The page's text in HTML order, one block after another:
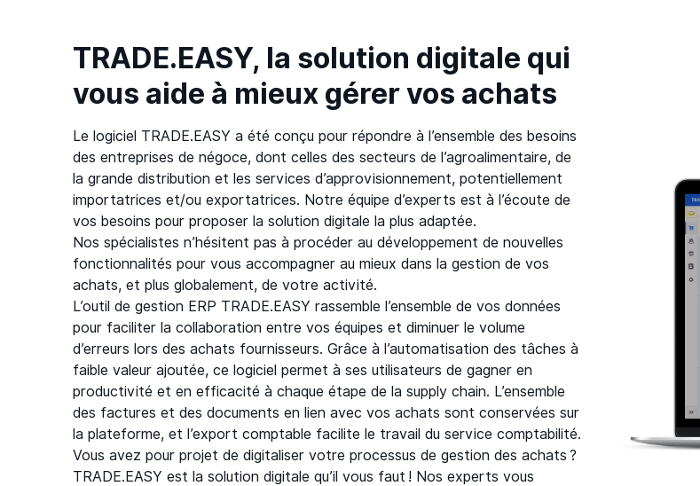
TRADE.EASY, la solution digitale qui
vous aide à mieux gérer vos achats
Le logiciel TRADE.EASY a été conçu pour répondre à l’ensemble des besoins
des entreprises de négoce, dont celles des secteurs de l’agroalimentaire, de
la grande distribution et les services d’approvisionnement, potentiellement
importatrices et/ou exportatrices. Notre équipe d’experts est à l’écoute de
vos besoins pour proposer la solution digitale la plus adaptée.
Nos spécialistes n’hésitent pas à procéder au développement de nouvelles
fonctionnalités pour vous accompagner au mieux dans la gestion de vos
achats, et plus globalement, de votre activité.
L’outil de gestion ERP TRADE.EASY rassemble l’ensemble de vos données
pour faciliter la collaboration entre vos équipes et diminuer le volume
d’erreurs lors des achats fournisseurs. Grâce à l’automatisation des tâches à
faible valeur ajoutée, ce logiciel permet à ses utilisateurs de gagner en
productivité et en efficacité à chaque étape de la supply chain. L’ensemble
des factures et des documents en lien avec vos achats sont conservées sur
la plateforme, et l’export comptable facilite le travail du service comptabilité.
Vous avez pour projet de digitaliser votre processus de gestion des achats ?
TRADE.EASY est la solution digitale qu’il vous faut ! Nos experts vous